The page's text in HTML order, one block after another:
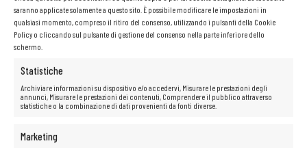
saranno applicate solamente a questo sito. È possibile modificare le impostazioni in
qualsiasi momento, compreso il ritiro del consenso, utilizzando i pulsanti della Cookie
Policy o cliccando sul pulsante di gestione del consenso nella parte inferiore dello
schermo.
Statistiche
Archiviare informazioni su dispositivo e/o accedervi, Misurare le prestazioni degli
annunci, Misurare le prestazioni dei contenuti, Comprendere il pubblico attraverso
statistiche o la combinazione di dati provenienti da fonti diverse.
Marketing
Il disco NVMe è una soluzione che darà nuova vita al tuo computer.
Velocità e affidabilità sono solo alcuni dei vantaggi offerti dai supporti
dati a semiconduttori. Grazie all’assenza di parti mobili, questi dischi
sono caratterizzati da tempi di accesso ai dati notevolmente più brevi,
la soluzione ideale per chi ha bisogno di apparecchiature efficienti per